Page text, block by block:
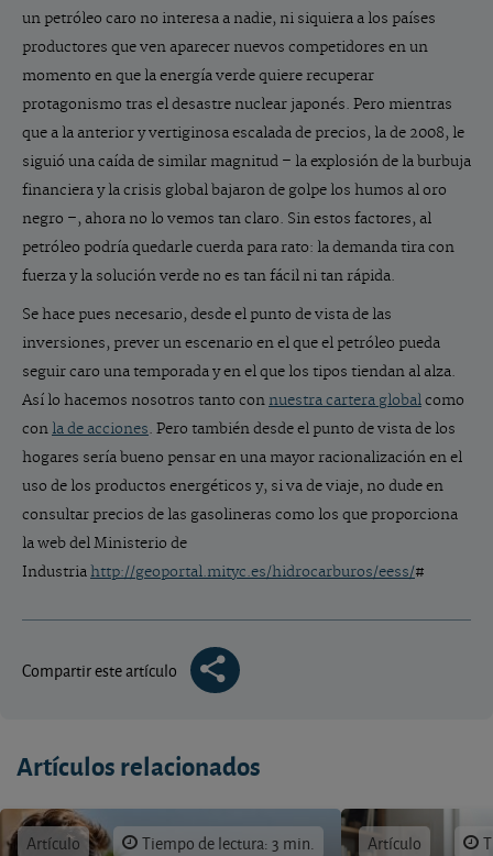
un petróleo caro no interesa a nadie, ni siquiera a los países
productores que ven aparecer nuevos competidores en un
momento en que la energía verde quiere recuperar
protagonismo tras el desastre nuclear japonés. Pero mientras
que a la anterior y vertiginosa escalada de precios, la de 2008, le
siguió una caída de similar magnitud – la explosión de la burbuja
financiera y la crisis global bajaron de golpe los humos al oro
negro –, ahora no lo vemos tan claro. Sin estos factores, al
petróleo podría quedarle cuerda para rato: la demanda tira con
fuerza y la solución verde no es tan fácil ni tan rápida.
Se hace pues necesario, desde el punto de vista de las
inversiones, prever un escenario en el que el petróleo pueda
seguir caro una temporada y en el que los tipos tiendan al alza.
Así lo hacemos nosotros tanto con nuestra cartera globalcomo
con la de acciones. Pero también desde el punto de vista de los
hogares sería bueno pensar en una mayor racionalización en el
uso de los productos energéticos y, si va de viaje, no dude en
consultar precios de las gasolineras como los que proporciona
la web del Ministerio de
Industria http://geoportal.mityc.es/hidrocarburos/eess/#
Compartir este artículo
Artículos relacionados
Artículo Tiempo de lectura: 3 min. Artículo